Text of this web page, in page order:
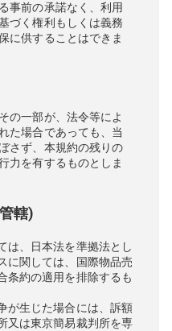
事前の承諾なく、利用
づく権利もしくは義務
に供することはできま
の一部が、法令等によ
た場合であっても、当
さず、本規約の残りの
力を有するものとしま
轄)
は、日本法を準拠法とし
に関しては、国際物品売
条約の適用を排除するも
が生じた場合には、訴額
又は東京簡易裁判所を専